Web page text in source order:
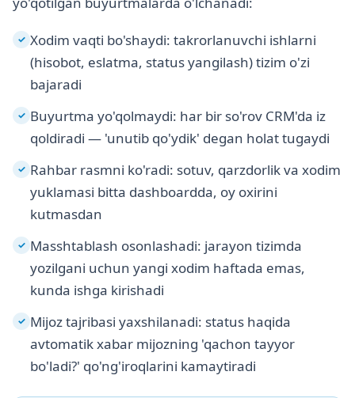
✓ Xodim vaqti bo'shaydi: takrorlanuvchi ishlarni
(hisobot, eslatma, status yangilash) tizim o'zi
bajaradi
✓ Buyurtma yo'qolmaydi: har bir so'rov CRM'da iz
qoldiradi — 'unutib qo'ydik' degan holat tugaydi
✓ Rahbar rasmni ko'radi: sotuv, qarzdorlik va xodim
yuklamasi bitta dashboardda, oy oxirini
kutmasdan
✓ Masshtablash osonlashadi: jarayon tizimda
yozilgani uchun yangi xodim haftada emas,
kunda ishga kirishadi
✓ Mijoz tajribasi yaxshilanadi: status haqida
avtomatik xabar mijozning 'qachon tayyor
bo'ladi?' qo'ng'iroqlarini kamaytiradi